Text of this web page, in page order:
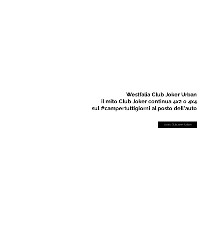
Westfalia Club Joker Urban
il mito Club Joker continua 4x2 o 4x4
sul #campertuttigiorni al posto dell'auto
Listino Club Joker Urban